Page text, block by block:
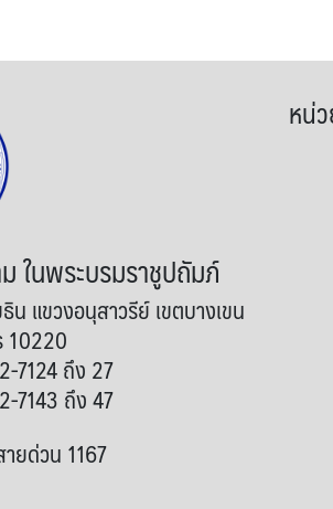
ในพระบรมราชูปถัมภ์
แขวงอนุสาวรีย์ เขตบางเขน
10220
7124 ถึง 27
7143 ถึง 47
ยด่วน 1167
หน่